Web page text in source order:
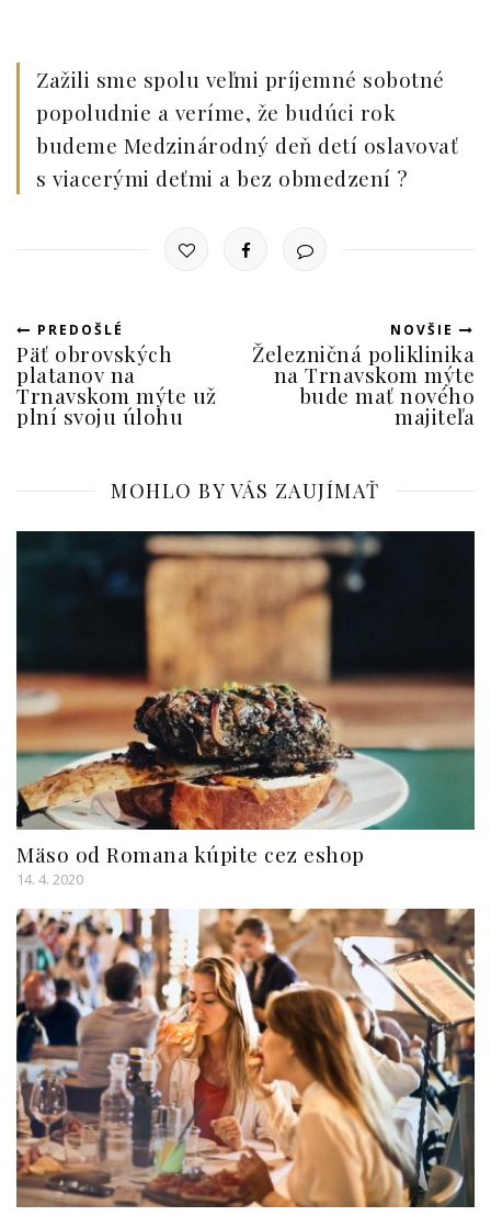
Zažili sme spolu veľmi príjemné sobotné
popoludnie a veríme, že budúci rok
budeme Medzinárodný deň detí oslavovať
s viacerými deťmi a bez obmedzení ?
PREDOŠLÉ
Päť obrovských
platanov na
Trnavskom mýte už
plní svoju úlohu
NOVŠIE
Železničná poliklinika
na Trnavskom mýte
bude mať nového
majiteľa
MOHLO BY VÁS ZAUJÍMAŤ
Mäso od Romana kúpite cez eshop
14. 4. 2020